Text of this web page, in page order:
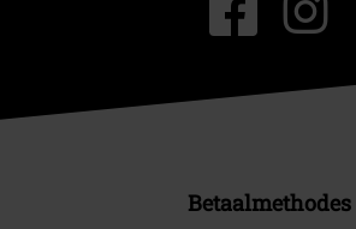
Betaalmethodes